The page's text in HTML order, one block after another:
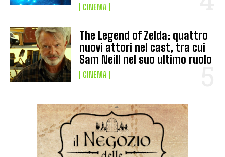
CINEMA
The Legend of Zelda: quattro
nuovi attori nel cast, tra cui
Sam Neill nel suo ultimo ruolo
CINEMA